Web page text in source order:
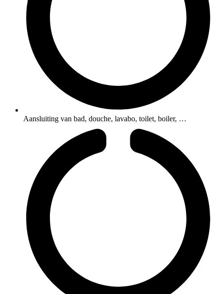
Aansluiting van bad, douche, lavabo, toilet, boiler, …